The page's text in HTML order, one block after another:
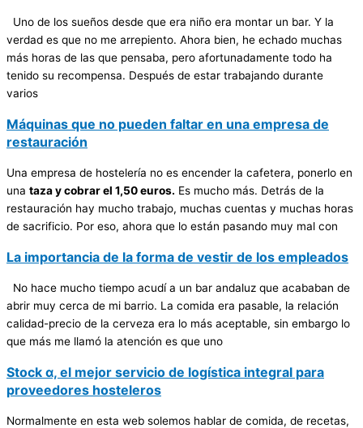
Uno de los sueños desde que era niño era montar un bar. Y la
verdad es que no me arrepiento. Ahora bien, he echado muchas
más horas de las que pensaba, pero afortunadamente todo ha
tenido su recompensa. Después de estar trabajando durante
varios
Máquinas que no pueden faltar en una empresa de
restauración
Una empresa de hostelería no es encender la cafetera, ponerlo en
una taza y cobrar el 1,50 euros. Es mucho más. Detrás de la
restauración hay mucho trabajo, muchas cuentas y muchas horas
de sacrificio. Por eso, ahora que lo están pasando muy mal con
La importancia de la forma de vestir de los empleados
No hace mucho tiempo acudí a un bar andaluz que acababan de
abrir muy cerca de mi barrio. La comida era pasable, la relación
calidad-precio de la cerveza era lo más aceptable, sin embargo lo
que más me llamó la atención es que uno
Stock α, el mejor servicio de logística integral para
proveedores hosteleros
Normalmente en esta web solemos hablar de comida, de recetas,